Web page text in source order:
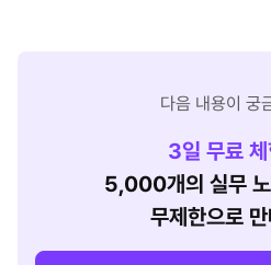
다음 내용이 궁
3일 무료
5,000개의 실무
무제한으로